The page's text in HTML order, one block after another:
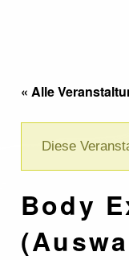
« Alle
Diese
Body